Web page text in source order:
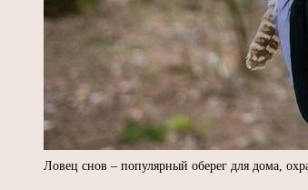
Ловец снов – популярный оберег для дома,